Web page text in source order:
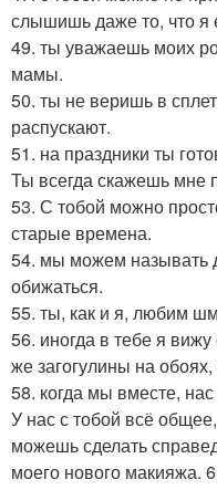
слышишь даже то, что я
49. ты уважаешь моих
мамы.
50. ты не веришь в
распускают.
51. на праздники ты
Ты всегда скажешь мне
53. С тобой можно
старые времена.
54. мы можем называть
обижаться.
55. ты, как и я, любим
56. иногда в тебе я
же загогулины на обоях,
58. когда мы вместе,
У нас с тобой всё
можешь сделать
моего нового макияжа.